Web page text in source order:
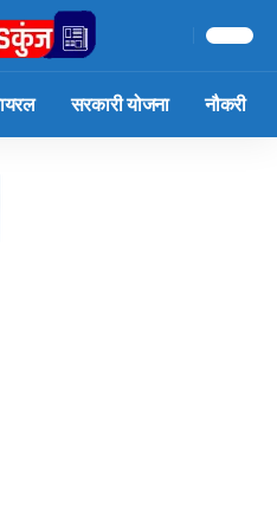
सरकारी योजना नौकरी